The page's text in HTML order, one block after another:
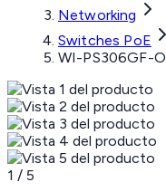
Networking
Switches PoE
WI-PS306GF-O
1 / 5